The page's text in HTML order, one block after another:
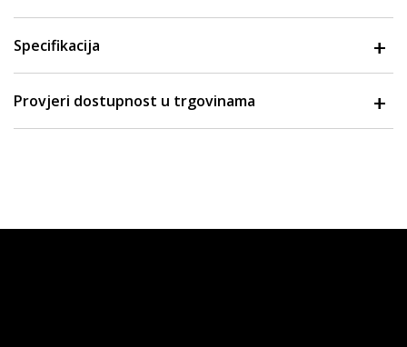
Specifikacija
Provjeri dostupnost u trgovinama